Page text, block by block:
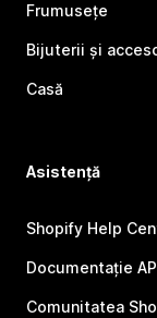
Frumusețe
Bijuterii și
Casă
Asistență
Shopify Help
Documentație
Comunitatea